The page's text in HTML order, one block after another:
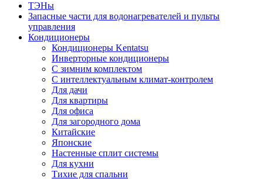
ТЭНы
Запасные части для водонагревателей и пульты
управления
Кондиционеры
Кондиционеры Kentatsu
Инверторные кондиционеры
С зимним комплектом
С интеллектуальным климат-контролем
Для дачи
Для квартиры
Для офиса
Для загородного дома
Китайские
Японские
Настенные сплит системы
Для кухни
Тихие для спальни